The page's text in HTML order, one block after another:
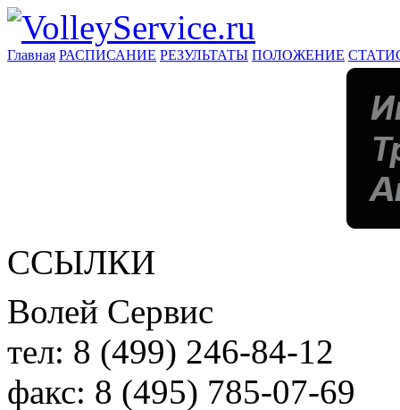
Главная РАСПИСАНИЕ РЕЗУЛЬТАТЫ ПОЛОЖЕНИЕ
ССЫЛКИ
Волей Сервис
тел: 8 (499) 246-84-12
факс: 8 (495) 785-07-69